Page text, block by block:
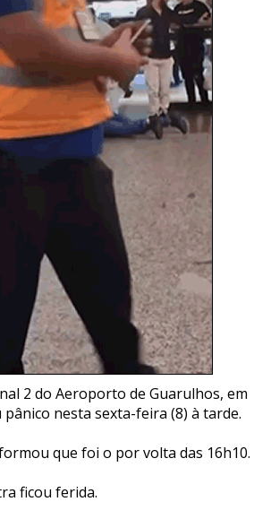
2 do Aeroporto de Guarulhos, em
pânico nesta sexta-feira (8) à tarde.
que foi o por volta das 16h10.
ficou ferida.